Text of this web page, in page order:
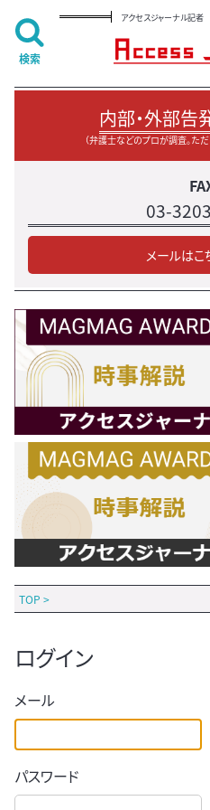
アクセスジャーナル記
内部・外部告
（弁護士などのプロが調査。た
03-
メールはこ
TOP >
ログイン
メール
パスワード
検索